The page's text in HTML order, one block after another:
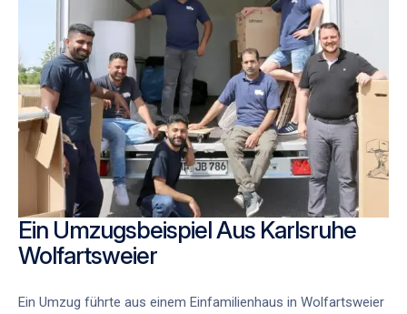
Ein Umzugsbeispiel Aus Karlsruhe
Wolfartsweier
Ein Umzug führte aus einem Einfamilienhaus in Wolfartsweier